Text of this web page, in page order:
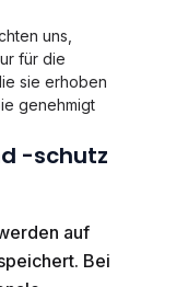
uns,
für die
sie erhoben
genehmigt
-schutz
auf
Bei